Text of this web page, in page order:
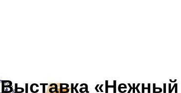
Выставка «Нежный